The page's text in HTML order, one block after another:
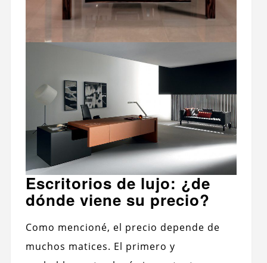
Escritorios de lujo: ¿de
dónde viene su precio?
Como mencioné, el precio depende de
muchos matices. El primero y